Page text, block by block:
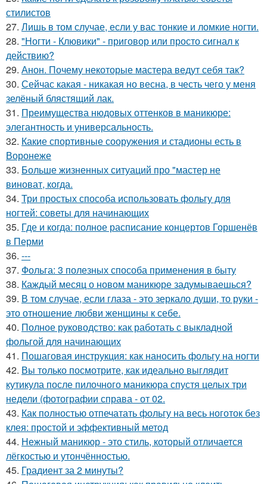
стилистов
27. Лишь в том случае, если у вас тонкие и ломкие ногти.
28. "Ногти - Клювики" - приговор или просто сигнал к
действию?
29. Анон. Почему некоторые мастера ведут себя так?
30. Сейчас какая - никакая но весна, в честь чего у меня
зелёный блястящий лак.
31. Преимущества нюдовых оттенков в маникюре:
элегантность и универсальность.
32. Какие спортивные сооружения и стадионы есть в
Воронеже
33. Больше жизненных ситуаций про "мастер не
виноват, когда.
34. Три простых способа использовать фольгу для
ногтей: советы для начинающих
35. Где и когда: полное расписание концертов Горшенёв
в Перми
36. ---
37. Фольга: 3 полезных способа применения в быту
38. Каждый месяц о новом маникюре задумываешься?
39. В том случае, если глаза - это зеркало души, то руки -
это отношение любви женщины к себе.
40. Полное руководство: как работать с выкладной
фольгой для начинающих
41. Пошаговая инструкция: как наносить фольгу на ногти
42. Вы только посмотрите, как идеально выглядит
кутикула после пилочного маникюра спустя целых три
недели (фотографии справа - от 02.
43. Как полностью отпечатать фольгу на весь ноготок без
клея: простой и эффективный метод
44. Нежный маникюр - это стиль, который отличается
лёгкостью и утончённостью.
45. Градиент за 2 минуты?